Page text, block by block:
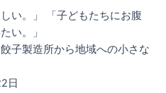
い。」 「子どもたちにお腹
い。」
子製造所から地域への小さな
日